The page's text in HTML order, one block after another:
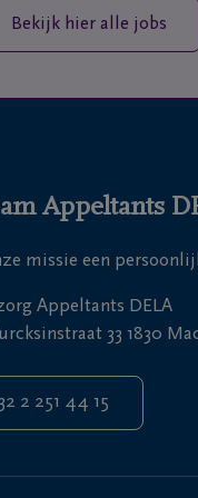
Bekijk hier alle jobs
Appeltants
missie een
Appeltants DELA
33 1830
2 251 44 15